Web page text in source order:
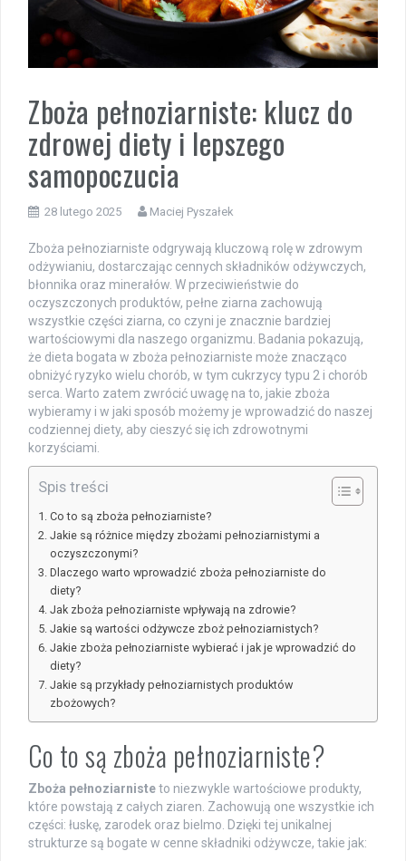
Zboża pełnoziarniste: klucz do
zdrowej diety i lepszego
samopoczucia
28 lutego 2025 Maciej Pyszałek
Zboża pełnoziarniste odgrywają kluczową rolę w zdrowym
odżywianiu, dostarczając cennych składników odżywczych,
błonnika oraz minerałów. W przeciwieństwie do
oczyszczonych produktów, pełne ziarna zachowują
wszystkie części ziarna, co czyni je znacznie bardziej
wartościowymi dla naszego organizmu. Badania pokazują,
że dieta bogata w zboża pełnoziarniste może znacząco
obniżyć ryzyko wielu chorób, w tym cukrzycy typu 2 i chorób
serca. Warto zatem zwrócić uwagę na to, jakie zboża
wybieramy i w jaki sposób możemy je wprowadzić do naszej
codziennej diety, aby cieszyć się ich zdrowotnymi
korzyściami.
Spis treści
Co to są zboża pełnoziarniste?
Jakie są różnice między zbożami pełnoziarnistymi a
oczyszczonymi?
Dlaczego warto wprowadzić zboża pełnoziarniste do
diety?
Jak zboża pełnoziarniste wpływają na zdrowie?
Jakie są wartości odżywcze zboż pełnoziarnistych?
Jakie zboża pełnoziarniste wybierać i jak je wprowadzić do
diety?
Jakie są przykłady pełnoziarnistych produktów
zbożowych?
Co to są zboża pełnoziarniste?
Zboża pełnoziarnisteto niezwykle wartościowe produkty,
które powstają z całych ziaren. Zachowują one wszystkie ich
części: łuskę, zarodek oraz bielmo. Dzięki tej unikalnej
strukturze są bogate w cenne składniki odżywcze, takie jak: